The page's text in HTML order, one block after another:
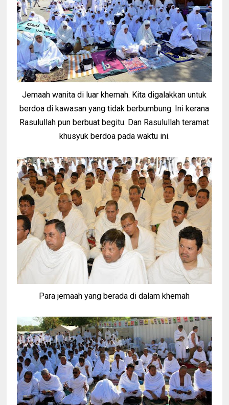
Jemaah wanita di luar khemah. Kita digalakkan untuk
berdoa di kawasan yang tidak berbumbung. Ini kerana
Rasulullah pun berbuat begitu. Dan Rasulullah teramat
khusyuk berdoa pada waktu ini.
Para jemaah yang berada di dalam khemah